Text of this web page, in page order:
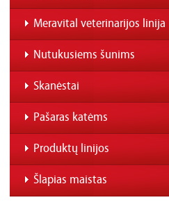
Meravital veterinarijos linija
Nutukusiems šunims
Skanėstai
Pašaras katėms
Produktų linijos
Šlapias maistas